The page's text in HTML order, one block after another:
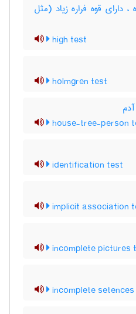
دارای قوه فراره زیاد (مثل
high test
holmgren test
house-tree-person
identification test
implicit association
incomplete pictures
incomplete